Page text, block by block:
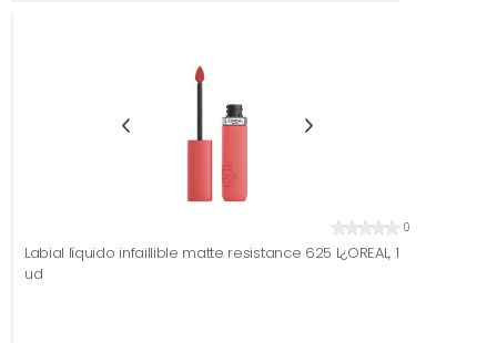
0
Labial líquido infaillible matte resistance 625 L¿OREAL, 1
ud